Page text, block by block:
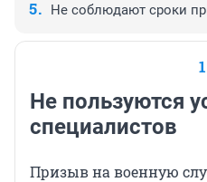
Не соблюдают сроки
1
Не пользуются
специалистов
Призыв на военную